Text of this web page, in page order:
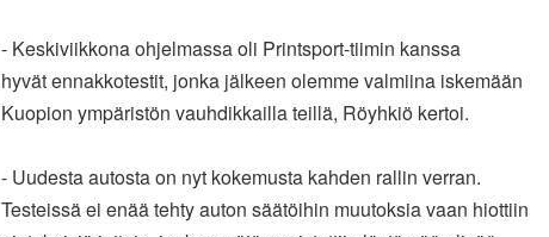
- Keskiviikkona ohjelmassa oli Printsport-tiimin kanssa
hyvätennakkotestit, jonka jälkeen olemme valmiina iskemään
Kuopion ympäristön vauhdikkailla teillä, Röyhkiö kertoi.
- Uudesta autosta on nyt kokemusta kahden rallin verran.
Testeissä ei enää tehty auton säätöihin muutoksia vaan hiottiin